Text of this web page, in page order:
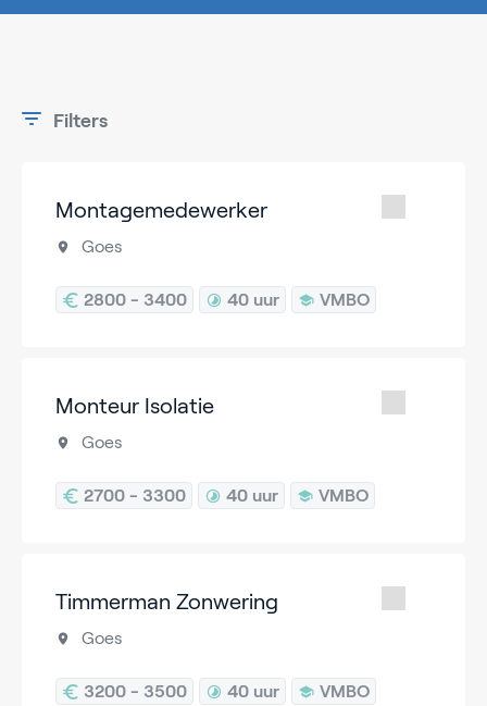
Filters
Montagemedewerker
Goes
2800 - 3400 40 uur VMBO
Monteur Isolatie
Goes
2700 - 3300 40 uur VMBO
Timmerman Zonwering
Goes
3200 - 3500 40 uur VMBO